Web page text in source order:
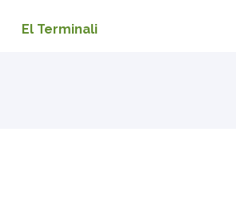
El Terminali